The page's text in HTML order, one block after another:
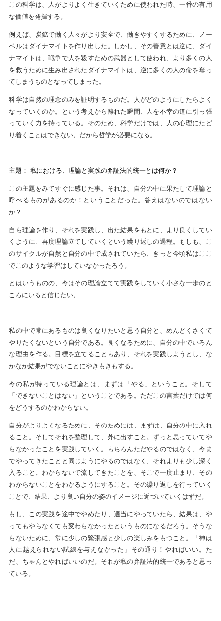
この科学は、人がよりよく生きていくために使われた時、一番の有用
な価値を発揮する。
例えば、炭鉱で働く人々がより安全で、働きやすくするために、ノー
ベルはダイナマイトを作り出した。しかし、その善意とは逆に、ダイ
ナマイトは、戦争で人を殺すための武器として使われ、より多くの人
を救うために生み出されたダイナマイトは、逆に多くの人の命を奪っ
てしまうものとなってしまった。
科学は自然の理念のみを証明するものだ。人がどのようにしたらよく
なっていくのか。という考えから離れた瞬間、人を不幸の道に引っ張
っていく力を持っている。そのため、科学だけでは、人の心理にたど
り着くことはできない。だから哲学が必要になる。
主題： 私における、理論と実践の弁証法的統一とは何か？
この主題をみてすぐに感じた事。それは、自分の中に果たして理論と
呼べるものがあるのか！ということだった。答えはないのではない
か？
自ら理論を作り、それを実践し、出た結果をもとに、より良くしてい
くように、再度理論立てしていくという繰り返しの過程。もしも、こ
のサイクルが自然と自分の中で成されていたら、きっと今頃私はここ
でこのような学習はしていなかったろう。
とはいうものの、今はその理論立てて実践をしていく小さな一歩のと
ころにいると信じたい。
私の中で常にあるものは良くなりたいと思う自分と、めんどくさくて
やりたくないという自分である。良くなるために、自分の中でいろん
な理由を作る。目標を立てることもあり、それを実践しようとし、な
かなか結果がでないことにやきもきもする。
今の私が持っている理論とは、まずは「やる」ということ。そして
「できないことはない」ということである。ただこの言葉だけでは何
をどうするのかわからない。
自分がよりよくなるために、そのためには、まずは、自分の中に入れ
ること。そしてそれを整理して、外に出すこと。ずっと思っていてや
らなかったことを実践していく。もちろんただやるのではなく、今ま
でやってきたことと同じようにやるのではなく、それよりも少し深く
入ること。わからないで流してきたことを、そこで一度止まり、その
わからないことをわかるようにすること。その繰り返しを行っていく
ことで、結果、より良い自分の姿のイメージに近づいていくはずだ。
もし、この実践を途中でやめたり、適当にやっていたら、結果は、や
ってもやらなくても変わらなかったというものになるだろう。そうな
らないために、常に少しの緊張感と少しの楽しみをもつこと。「神は
人に越えられない試練を与えなかった」その通り！やればいい。た
だ、ちゃんとやればいいのだ。それが私の弁証法的統一であると思っ
ている。